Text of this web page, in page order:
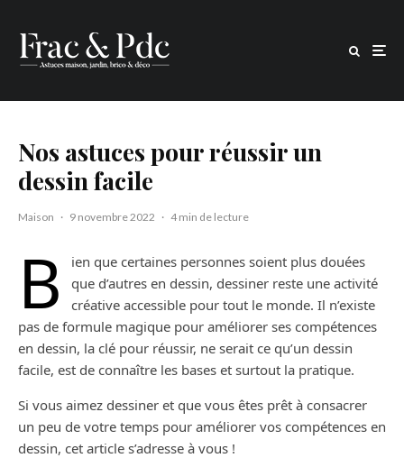
Nos astuces pour réussir un
dessin facile
Maison · 9 novembre 2022 · 4 min de lecture
B
ien que certaines personnes soient plus douées
que d’autres en dessin, dessiner reste une activité
créative accessible pour tout le monde. Il n’existe
pas de formule magique pour améliorer ses compétences
en dessin, la clé pour réussir, ne serait ce qu’un dessin
facile, est de connaître les bases et surtout la pratique.
Si vous aimez dessiner et que vous êtes prêt à consacrer
un peu de votre temps pour améliorer vos compétences en
dessin, cet article s’adresse à vous !